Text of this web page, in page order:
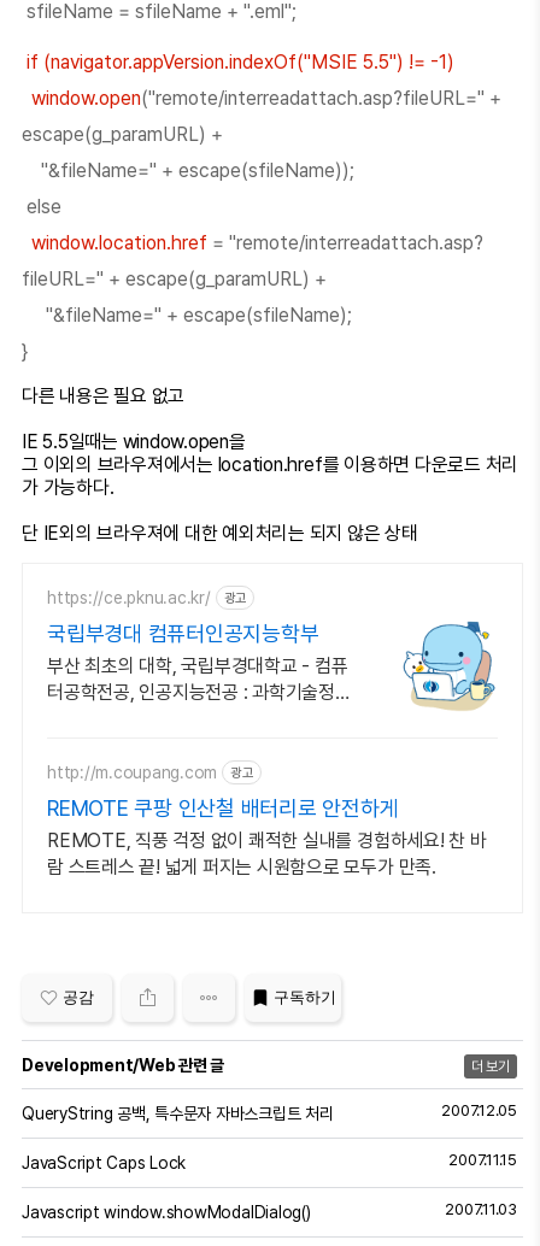
sfileName = sfileName + ".eml";
if (navigator.appVersion.indexOf("MSIE 5.5") != -1)
window.open("remote/interreadattach.asp?fileURL=" +
escape(g_paramURL) +
"&fileName=" + escape(sfileName));
else
window.location.href = "remote/interreadattach.asp?
fileURL=" + escape(g_paramURL) +
"&fileName=" + escape(sfileName);
}
다른 내용은 필요 없고
IE 5.5일때는 window.open을
그 이외의 브라우져에서는 location.href를 이용하면 다운로드 처리
가 가능하다.
단 IE외의 브라우져에 대한 예외처리는 되지 않은 상태
https://ce.pknu.ac.kr/ 광고
국립부경대 컴퓨터인공지능학부
부산 최초의 대학, 국립부경대학교 - 컴퓨
터공학전공, 인공지능전공 : 과학기술정보
http://m.coupang.com 광고
REMOTE 쿠팡 인산철 배터리로 안전하게
REMOTE, 직풍 걱정 없이 쾌적한 실내를 경험하세요! 찬 바
람 스트레스 끝! 넓게 퍼지는 시원함으로 모두가 만족.
공감 구독하기
Development/Web 관련 글 더 보기
QueryString 공백, 특수문자 자바스크립트 처리 2007.12.05
JavaScript Caps Lock 2007.11.15
Javascript window.showModalDialog() 2007.11.03